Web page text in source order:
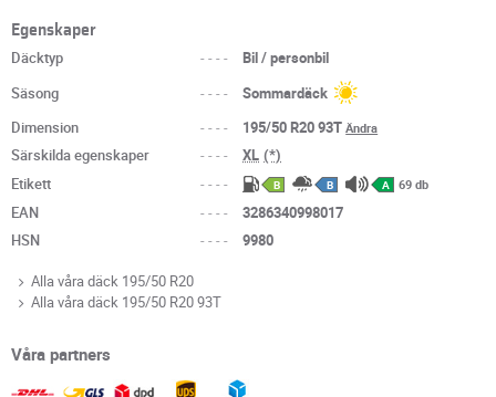
Egenskaper
Däcktyp ----
Bil / personbil
Säsong
----
Sommardäck
Dimension
---- 195/50 R20 93TÄndra
Särskilda egenskaper ---- XL (*)
Etikett
---- B B A 69 db
EAN ----
3286340998017
HSN
---- 9980
Alla våra däck 195/50 R20
Alla våra däck 195/50 R20 93T
Våra partners